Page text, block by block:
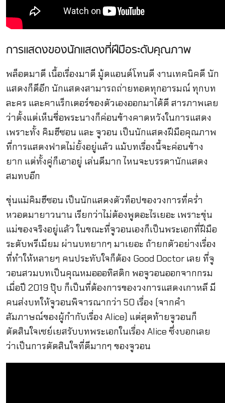
การแสดงของนักแสดงที่ฝีมือระดับคุณภาพ
พล็อตมาดี เนื้อเรื่องมาดี มู้ดแอนด์โทนดี งานเทคนิคดี นัก
แสดงก็ดีอีก นักแสดงสามารถถ่ายทอดทุกอารมณ์ ทุกบท
ละคร และคาแร็กเตอร์ของตัวเองออกมาได้ดี สารภาพเลย
ว่าตั้งแต่เห็นชื่อพระนางก็ค่อนข้างคาดหวังในการแสดง
เพราะทั้ง คิมฮีซอน และ จูวอน เป็นนักแสดงฝีมือคุณภาพ
ที่การแสดงฟาดไม่ยั้งอยู่แล้ว แม้บทเรื่องนี้จะค่อนข้าง
ยาก แต่ทั้งคู่ก็เอาอยู่ เล่นดีมาก ไหนจะบรรดานักแสดง
สมทบอีก
ขุ่นแม่คิมฮีซอน เป็นนักแสดงตัวท็อปของวงการที่คร่ำ
หวอดมายาวนาน เรียกว่าไม่ต้องพูดอะไรเยอะ เพราะขุ่น
แม่ของจริงอยู่แล้ว ในขณะที่จูวอนเองก็เป็นพระเอกที่ฝีมือ
ระดับพรีเมียม ผ่านบทยากๆ มาเยอะ ถ้ายกตัวอย่างเรื่อง
ที่ทำให้หลายๆ คนประทับใจก็ต้อง Good Doctor เลย ที่จู
วอนสวมบทเป็นคุณหมอออทิสติก พอจูวอนออกจากกรม
เมื่อปี 2019 ปุ๊บ ก็เป็นที่ต้องการของวงการแสดงเกาหลี มี
คนส่งบทให้จูวอนพิจารณากว่า 50 เรื่อง (จากคำ
สัมภาษณ์ของผู้กำกับเรื่อง Alice) แต่สุดท้ายจูวอนก็
ตัดสินใจเซย์เยสรับบทพระเอกในเรื่อง Alice ซึ่งบอกเลย
ว่าเป็นการตัดสินใจที่ดีมากๆ ของจูวอน